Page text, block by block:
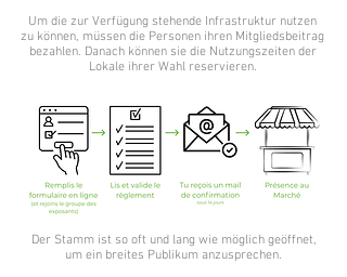
Um die zur Verfügung stehende Infrastruktur nutzen
zu können, müssen die Personen ihren Mitgliedsbeitrag
bezahlen. Danach können sie die Nutzungszeiten der
Lokale ihrer Wahl reservieren.
Der Stamm ist so oft und lang wie möglich geöffnet,
um ein breites Publikum anzusprechen.